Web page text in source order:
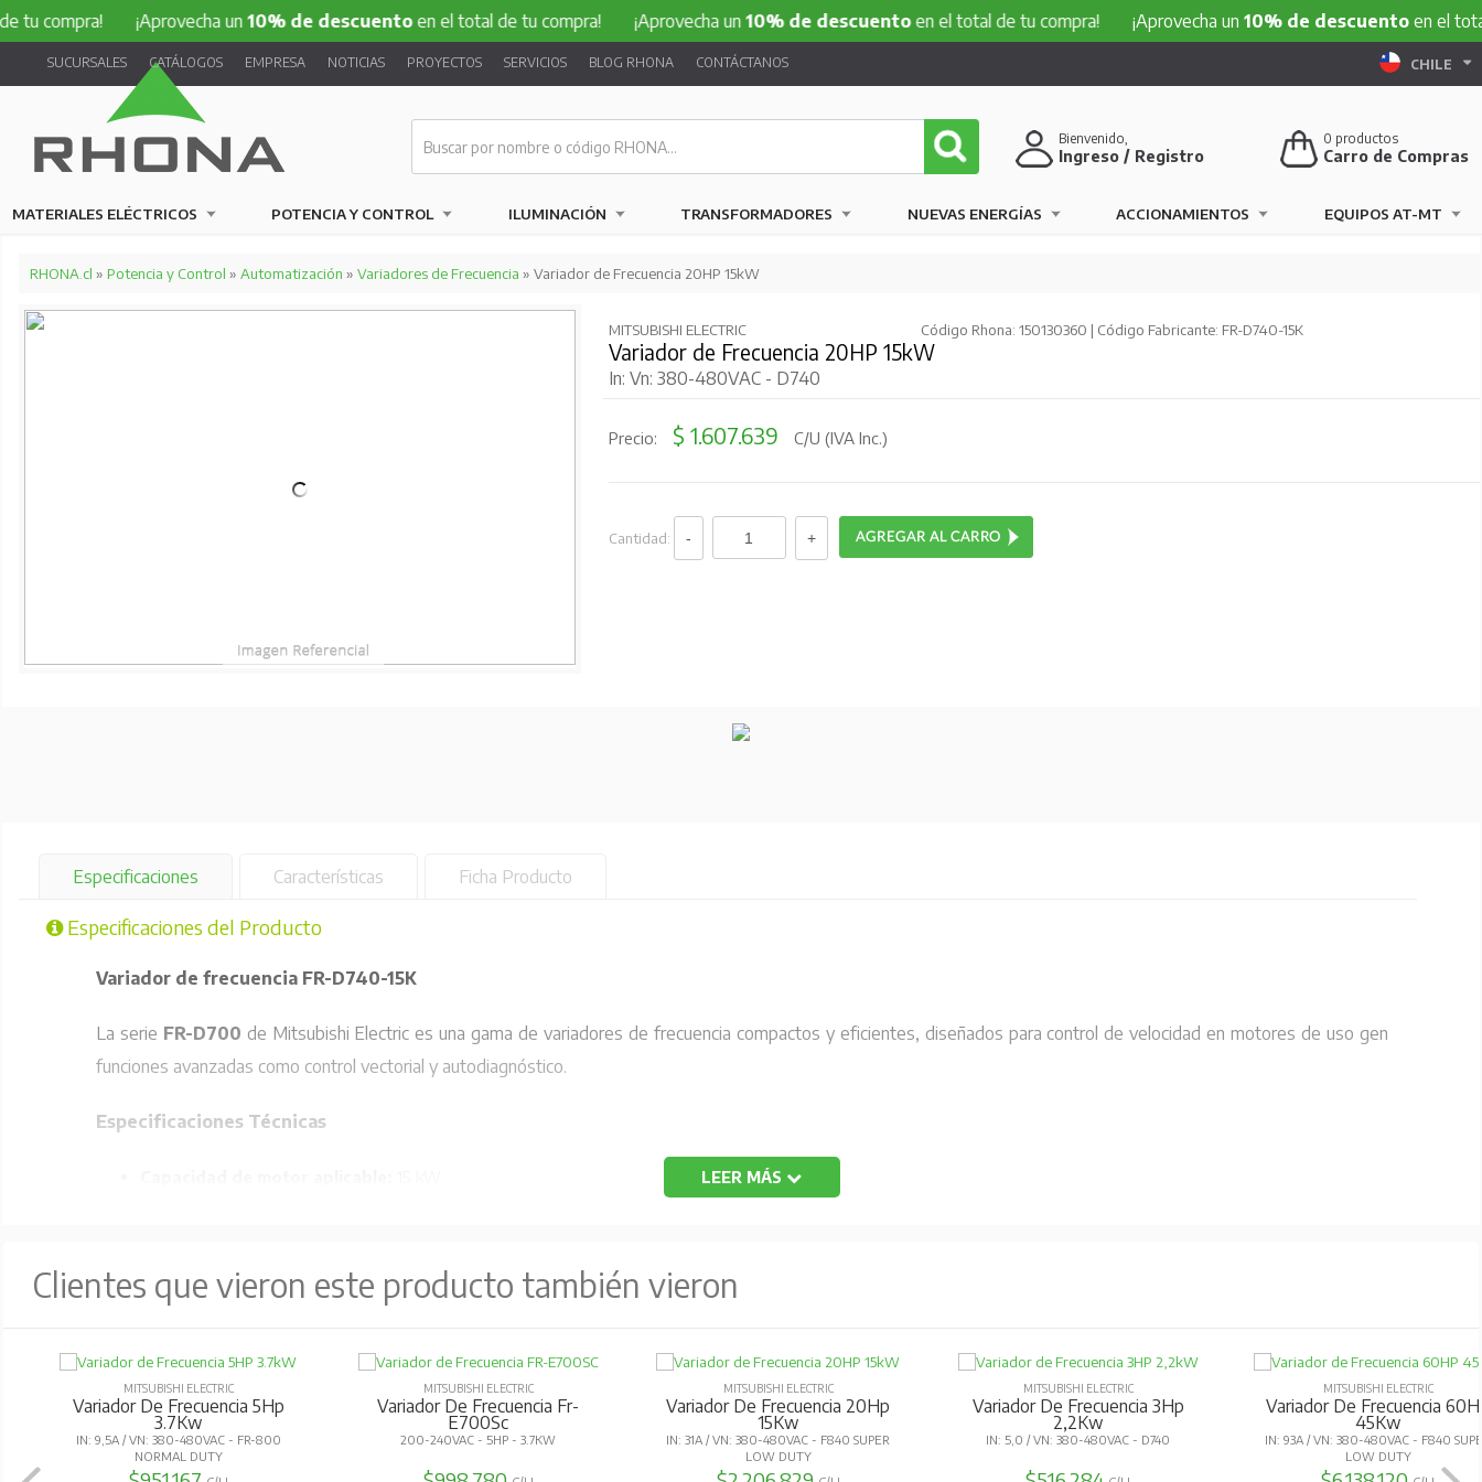
¡Aprovecha un10% de descuentoen el total de tu compra! ¡Aprovecha un10% de descuentoen el total de tu compra! ¡Aprovecha un10% de descuentoen el total de tu
SUCURSALES CATÁLOGOS EMPRESA NOTICIAS PROYECTOS SERVICIOS BLOG RHONA CONTÁCTANOS CHILE
0 productos
Carro de Compras
Bienvenido,
Ingreso / Registro
MATERIALES ELÉCTRICOS POTENCIA Y CONTROL ILUMINACIÓN TRANSFORMADORES NUEVAS ENERGÍAS ACCIONAMIENTOS EQUIPOS AT-MT
RHONA.cl » Potencia y Control » Automatización » Variadores de Frecuencia » Variador de Frecuencia 20HP 15kW
MITSUBISHI ELECTRIC Código Rhona: 150130360 | Código Fabricante: FR-D740-15K
Variador de Frecuencia 20HP 15kW
In: Vn: 380-480VAC - D740
Precio: $ 1.607.639 C/U (IVA Inc.)
Cantidad:
Especificaciones Características Ficha Producto
Especificaciones del Producto
Variador de frecuencia FR-D740-15K
La serie FR-D700 de Mitsubishi Electric es una gama de variadores de frecuencia compactos y eficientes, diseñados para control de velocidad en motores de uso general, con
funciones avanzadas como control vectorial y autodiagnóstico.
Especificaciones Técnicas
Corriente nominal: 29.5 A
Tensión:
Trifásico 380-480 V
Torque de frenado regenerativo:20%
Fuente de alimentación:
LEER MÁS
Clientes que vieron este producto también vieron
MITSUBISHI ELECTRIC
Variador De Frecuencia 5Hp
3.7Kw
IN: 9,5A / VN: 380-480VAC - FR-800
NORMAL DUTY
MITSUBISHI ELECTRIC
Variador De Frecuencia Fr-
E700Sc
200-240VAC - 5HP - 3.7KW
MITSUBISHI ELECTRIC
Variador De Frecuencia 20Hp
15Kw
IN: 31A / VN: 380-480VAC - F840 SUPER
LOW DUTY
MITSUBISHI ELECTRIC
Variador De Frecuencia 3Hp
2,2Kw
IN: 5,0 / VN: 380-480VAC - D740
MITSUBISHI ELECTRIC
Variador De Frecuencia
45Kw
IN: 93A / VN: 380-480VAC - F840
LOW DUTY